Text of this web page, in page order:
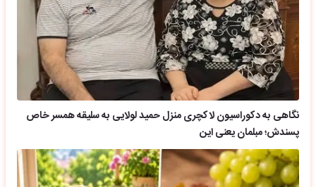
نگاهی به دکوراسیون لاکچری منزل حمید لولایی به سلیقه همسر خاص
پسندش؛ مبلمان یعنی این